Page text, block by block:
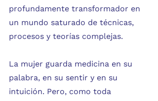
profundamente transformador en
un mundo saturado de técnicas,
procesos y teorías complejas.
La mujer guarda medicina en su
palabra, en su sentir y en su
intuición. Pero, como toda